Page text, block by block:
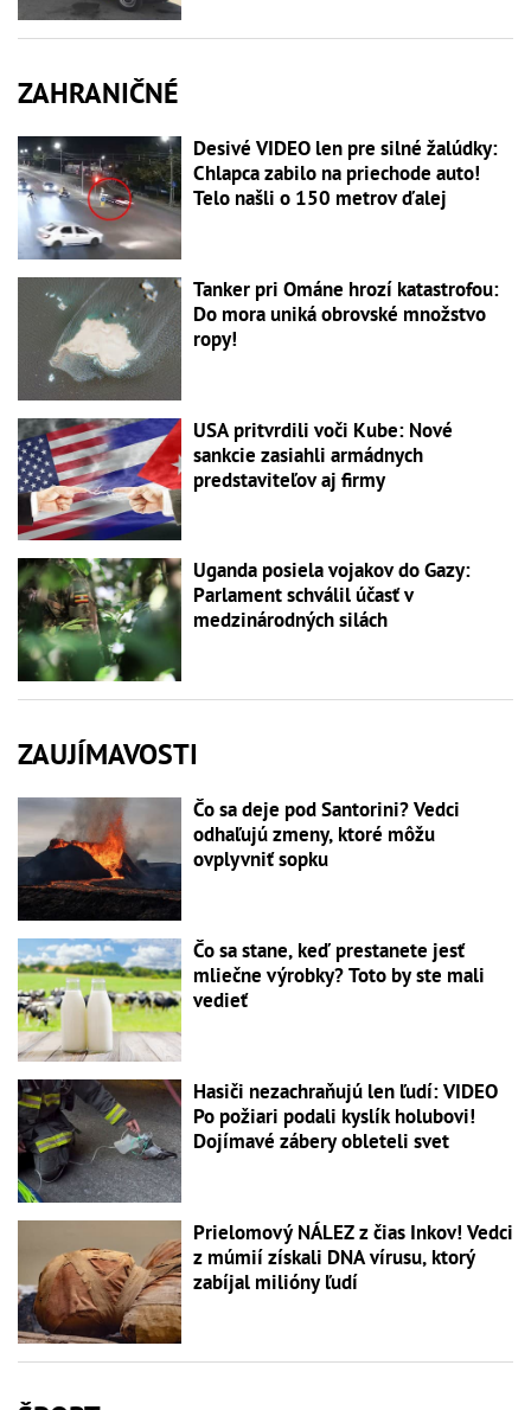
ZAHRANIČNÉ
Desivé VIDEO len pre silné žalúdky:
Chlapca zabilo na priechode auto!
Telo našli o 150 metrov ďalej
Tanker pri Ománe hrozí katastrofou:
Do mora uniká obrovské množstvo
ropy!
USA pritvrdili voči Kube: Nové
sankcie zasiahli armádnych
predstaviteľov aj firmy
Uganda posiela vojakov do Gazy:
Parlament schválil účasť v
medzinárodných silách
ZAUJÍMAVOSTI
Čo sa deje pod Santorini? Vedci
odhaľujú zmeny, ktoré môžu
ovplyvniť sopku
Čo sa stane, keď prestanete jesť
mliečne výrobky? Toto by ste mali
vedieť
Hasiči nezachraňujú len ľudí: VIDEO
Po požiari podali kyslík holubovi!
Dojímavé zábery obleteli svet
Prielomový NÁLEZ z čias Inkov! Vedci
z múmií získali DNA vírusu, ktorý
zabíjal milióny ľudí